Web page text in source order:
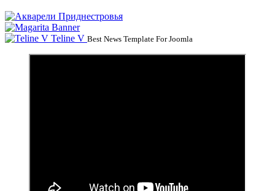
Teline V Best News Template For Joomla